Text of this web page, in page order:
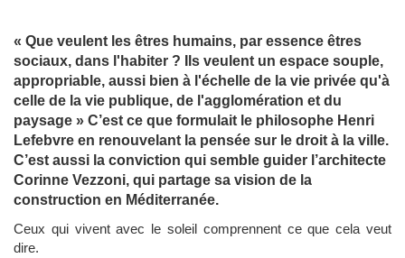
« Que veulent les êtres humains, par essence êtres
sociaux, dans l'habiter ? Ils veulent un espace souple,
appropriable, aussi bien à l'échelle de la vie privée qu'à
celle de la vie publique, de l'agglomération et du
paysage » C’est ce que formulait le philosophe Henri
Lefebvre en renouvelant la pensée sur le droit à la ville.
C’est aussi la conviction qui semble guider l’architecte
Corinne Vezzoni, qui partage sa vision de la
construction en Méditerranée.
Ceux qui vivent avec le soleil comprennent ce que cela veut
dire.